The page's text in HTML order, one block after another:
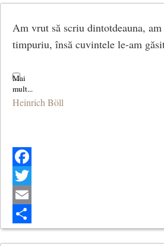
Am vrut să scriu dintotdeauna,
timpuriu, însă cuvintele le-am
Heinrich Böll
Facebook
Twitter
Email
Share